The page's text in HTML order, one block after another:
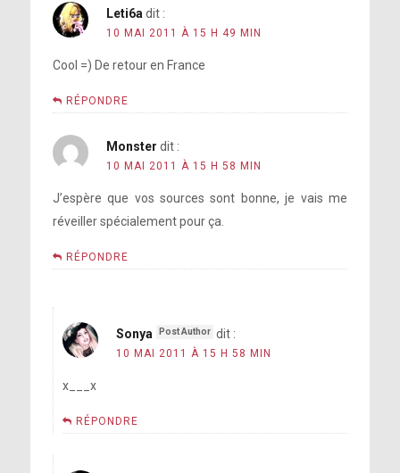
Leti6a dit :
10 MAI 2011 À 15 H 49 MIN
Cool =) De retour en France
RÉPONDRE
Monster dit :
10 MAI 2011 À 15 H 58 MIN
J’espère que vos sources sont bonne, je vais me
réveiller spécialement pour ça.
RÉPONDRE
Sonya dit :
10 MAI 2011 À 15 H 58 MIN
x___x
RÉPONDRE